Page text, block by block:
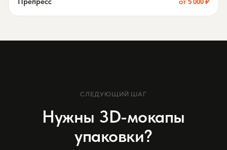
СЛЕДУЮЩИЙ ШАГ
Нужны 3D-мокапы
упаковки?